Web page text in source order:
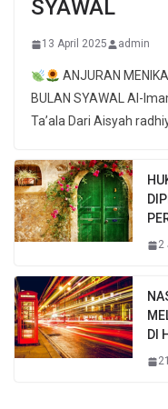
SYAWAL
13 April 2025 admin
ANJURAN
BULAN SYAWAL Al-
2
DI